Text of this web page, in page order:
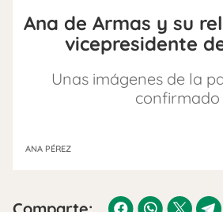
Ana de Armas y su
vicepresidente
Unas imágenes de la
confirmado
ANA PÉREZ